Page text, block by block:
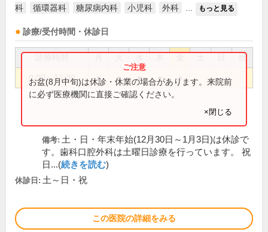
科
循環器科 糖尿病内科 小児科 外科 もっと見る
診療/受付時間・休診日
祝
9:00～12:00 ● ● ● ● ●
お盆(8月中旬)は休診・休業の場合があります。来院前
に必ず医療機関に直接ご確認ください。
×閉じる
備考: 土・日・年末年始(12月30日～1月3日)は休診で
す。歯科口腔外科は土曜日診療を行っています。 祝
日...(続きを読む)
休診日: 土～日・祝
この医院の詳細をみる